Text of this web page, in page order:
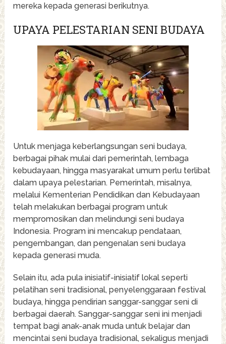
mereka kepada generasi berikutnya.
UPAYA PELESTARIAN SENI BUDAYA
Untuk menjaga keberlangsungan seni budaya,
berbagai pihak mulai dari pemerintah, lembaga
kebudayaan, hingga masyarakat umum perlu terlibat
dalam upaya pelestarian. Pemerintah, misalnya,
melalui Kementerian Pendidikan dan Kebudayaan
telah melakukan berbagai program untuk
mempromosikan dan melindungi seni budaya
Indonesia. Program ini mencakup pendataan,
pengembangan, dan pengenalan seni budaya
kepada generasi muda.
Selain itu, ada pula inisiatif-inisiatif lokal seperti
pelatihan seni tradisional, penyelenggaraan festival
budaya, hingga pendirian sanggar-sanggar seni di
berbagai daerah. Sanggar-sanggar seni ini menjadi
tempat bagi anak-anak muda untuk belajar dan
mencintai seni budaya tradisional, sekaligus menjadi